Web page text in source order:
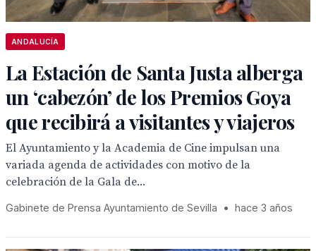
ANDALUCÍA
La Estación de Santa Justa alberga
un ‘cabezón’ de los Premios Goya
que recibirá a visitantes y viajeros
El Ayuntamiento y la Academia de Cine impulsan una
variada agenda de actividades con motivo de la
celebración de la Gala de...
Gabinete de Prensa Ayuntamiento de Sevilla • hace 3 años